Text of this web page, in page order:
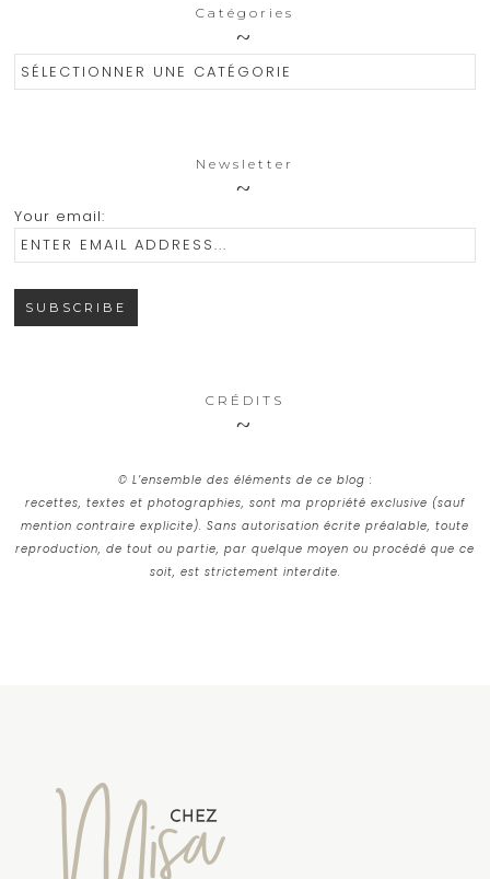
Catégories
Catégories
Newsletter
Your email:
CRÉDITS
© L’ensemble des éléments de ce blog :
recettes, textes et photographies, sont ma propriété exclusive (sauf
mention contraire explicite). Sans autorisation écrite préalable, toute
reproduction, de tout ou partie, par quelque moyen ou procédé que ce
soit, est strictement interdite.